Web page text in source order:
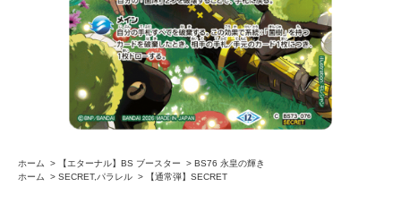
ホーム > 【エターナル】BS ブースター > BS76 永皇の輝き
ホーム
> SECRET,パラレル > 【通常弾】SECRET